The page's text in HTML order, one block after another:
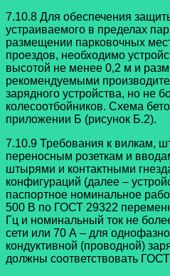
7.10.8 Для обеспечения
устраиваемого в пределах
размещении парковочных
проездов, необходимо
высотой не менее 0,2 м и
рекомендуемыми
зарядного устройства, но не
колесоотбойников. Схема
приложении Б (рисунок Б.2).
7.10.9 Требования к вилкам,
переносным розеткам и
штырями и контактными
конфигураций (далее –
паспортное номинальное
500 В по ГОСТ 29322
Гц и номинальный ток не
сети или 70 А – для
кондуктивной (проводной)
должны соответствовать